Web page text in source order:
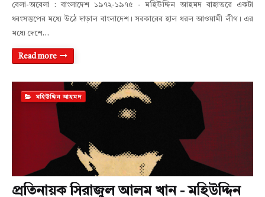
বেলা-অবেলা : বাংলাদেশ ১৯৭২-১৯৭৫ - মহিউদ্দিন আহমদ বাহাত্তরে একটা
ধ্বংসস্তুপের মধ্যে উঠে দাড়াল বাংলাদেশ। সরকারের হাল ধরল আওয়ামী লীগ। এর
মধ্যে দেশে…
Read more
মহিউদ্দিন আহমদ
প্রতিনায়ক সিরাজুল আলম খান - মহিউদ্দিন